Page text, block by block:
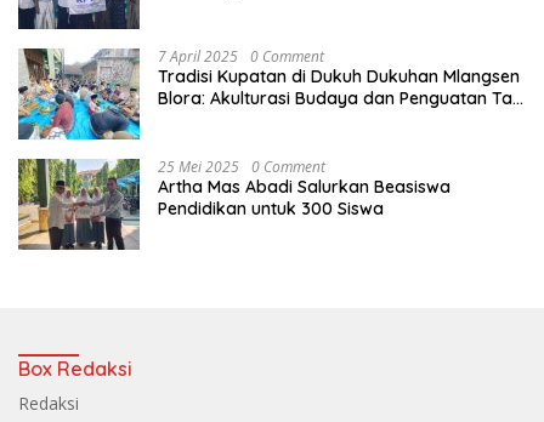
7 April 2025 0 Comment
Tradisi Kupatan di Dukuh Dukuhan Mlangsen
Blora: Akulturasi Budaya dan Penguatan Tali
25 Mei 2025 0 Comment
Artha Mas Abadi Salurkan Beasiswa
Pendidikan untuk 300 Siswa
Box Redaksi
Redaksi